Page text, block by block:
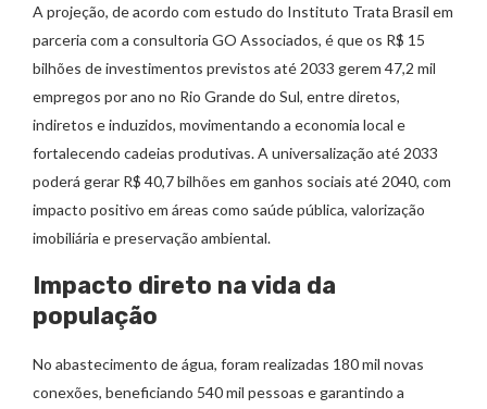
A projeção, de acordo com estudo do Instituto Trata Brasil em
parceria com a consultoria GO Associados, é que os R$ 15
bilhões de investimentos previstos até 2033 gerem 47,2 mil
empregos por ano no Rio Grande do Sul, entre diretos,
indiretos e induzidos, movimentando a economia local e
fortalecendo cadeias produtivas. A universalização até 2033
poderá gerar R$ 40,7 bilhões em ganhos sociais até 2040, com
impacto positivo em áreas como saúde pública, valorização
imobiliária e preservação ambiental.
Impacto direto na vida da
população
No abastecimento de água, foram realizadas 180 mil novas
conexões, beneficiando 540 mil pessoas e garantindo a